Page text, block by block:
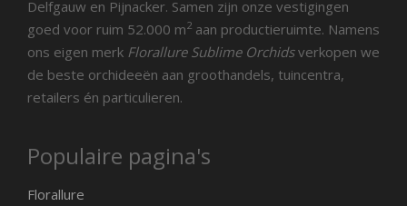
Delfgauw en Pijnacker. Samen zijn onze vestigingen
goed voor ruim 52.000 m2 aan productieruimte. Namens
ons eigen merk Florallure Sublime Orchidsverkopen we
de beste orchideeën aan groothandels, tuincentra,
retailers én particulieren.
Populaire pagina's
Florallure